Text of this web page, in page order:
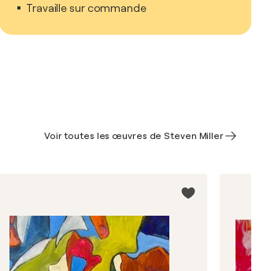
Travaille sur commande
Voir toutes les œuvres de Steven Miller